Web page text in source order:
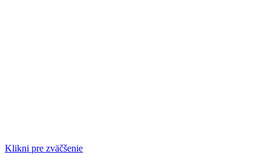
Klikni pre zväčšenie